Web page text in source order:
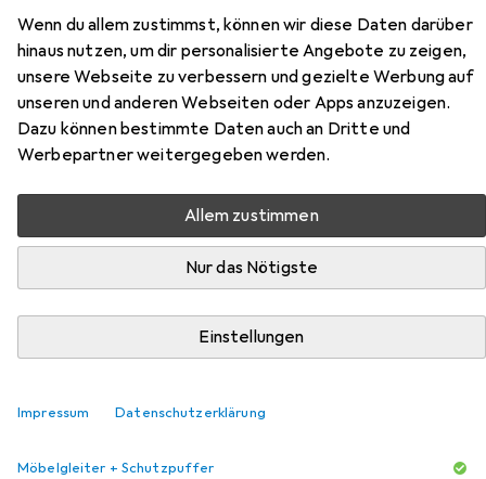
Wenn du allem zustimmst, können wir diese Daten darüber
hinaus nutzen, um dir personalisierte Angebote zu zeigen,
unsere Webseite zu verbessern und gezielte Werbung auf
unseren und anderen Webseiten oder Apps anzuzeigen.
Dazu können bestimmte Daten auch an Dritte und
Werbepartner weitergegeben werden.
Allem zustimmen
Nur das Nötigste
Einstellungen
Impressum Datenschutzerklärung
Zubehör für Vicco
Küchenunterschrank R-Line
Hier findest du passendes Zubehör zum Produkt Vicco
Küchenunterschrank R-Line aus der Kategorie
Möbelgleiter + Schutzpuffer.
Beliebt Möbelgleiter + Schutzpuffer Zubehör Büromöbel
Möbelgleiter + Schutzpuffer